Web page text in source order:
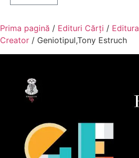
Prima pagină / Edituri Cărți / Editura
Creator / Geniotipul,Tony Estruch